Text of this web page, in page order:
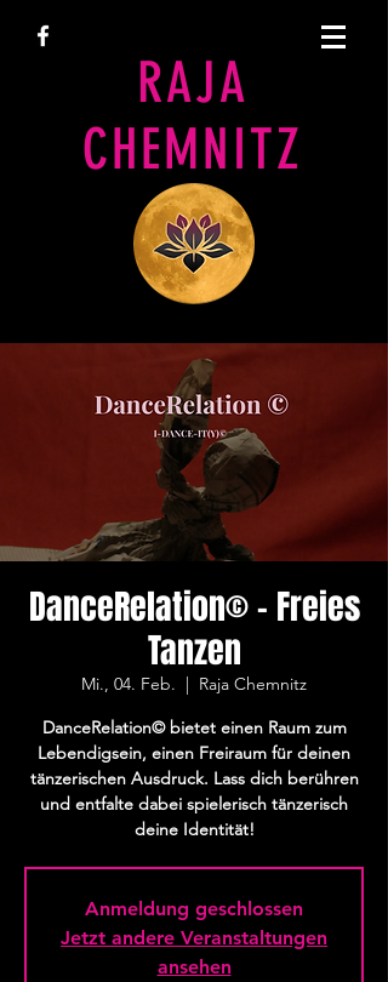
RAJA
CHEMNITZ
DanceRelation© - Freies
Tanzen
Mi., 04. Feb.
  |
Raja Chemnitz
DanceRelation© bietet einen Raum zum
Lebendigsein, einen Freiraum für deinen
tänzerischen Ausdruck. Lass dich berühren
und entfalte dabei spielerisch tänzerisch
deine Identität!
Anmeldung geschlossen
Jetzt andere Veranstaltungen
ansehen